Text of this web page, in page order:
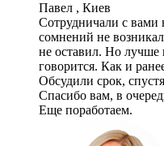
Павел , Киев
Сотрудничали с вами
сомнений не
не оставил. Но лучше
говорится. Как и
Обсудили срок,
Спасибо вам, в
Еще поработаем.